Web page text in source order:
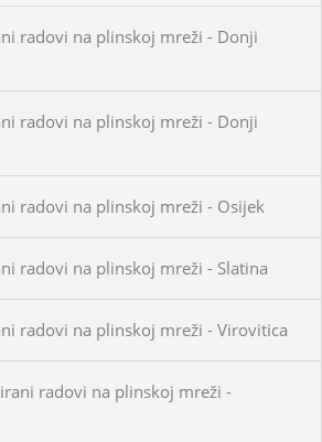
radovi na plinskoj mreži - Donji
radovi na plinskoj mreži - Donji
radovi na plinskoj mreži - Osijek
radovi na plinskoj mreži - Slatina
radovi na plinskoj mreži - Virovitica
radovi na plinskoj mreži -